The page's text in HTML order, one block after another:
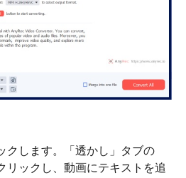
クします。「透かし」タブの
リックし、動画にテキストを追